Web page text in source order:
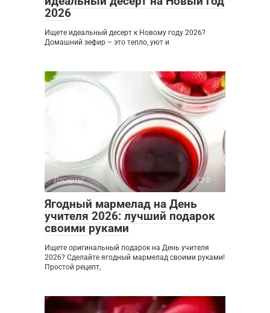
2026
Ищете идеальный десерт к Новому году 2026?
Домашний зефир – это тепло, уют и
Десерты 0
Ягодный мармелад на День
учителя 2026: лучший подарок
своими руками
Ищете оригинальный подарок на День учителя
2026? Сделайте ягодный мармелад своими руками!
Простой рецепт,